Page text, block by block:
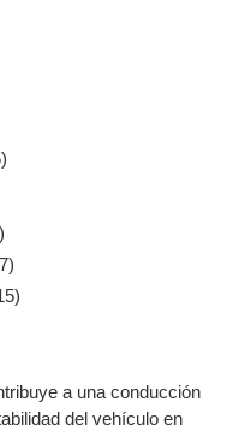
a una conducción
del vehículo en